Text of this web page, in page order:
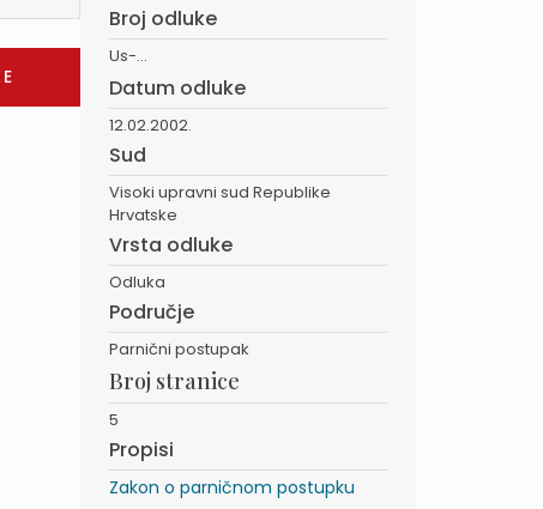
Broj odluke
Us-...
Datum odluke
12.02.2002.
Sud
Visoki upravni sud Republike
Hrvatske
Vrsta odluke
Odluka
Područje
Parnični postupak
Broj stranice
5
Propisi
Zakon o parničnom postupku